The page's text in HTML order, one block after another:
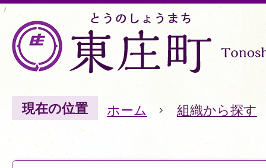
現在の位置 ホーム 組織から探す